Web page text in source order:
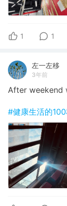
1 1
左一左移
3年前
After weekend
#健康生活的